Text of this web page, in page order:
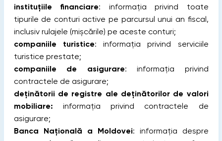
instituțiile financiare: informația privind toate
tipurile de conturi active pe parcursul unui an fiscal,
inclusiv rulajele (mișcările) pe aceste conturi;
companiile turistice: informația privind serviciile
turistice prestate;
companiile de asigurare: informația privind
contractele de asigurare;
deținătorii de registre ale deținătorilor de valori
mobiliare: informația privind contractele de
asigurare;
Banca Națională a Moldovei: informația despre